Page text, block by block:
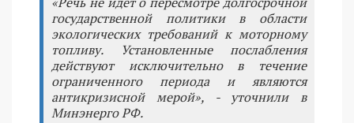
государственной политики в области
экологических требований к моторному
топливу. Установленные послабления
действуют исключительно в течение
ограниченного периода и являются
антикризисной мерой», - уточнили в
Минэнерго РФ.